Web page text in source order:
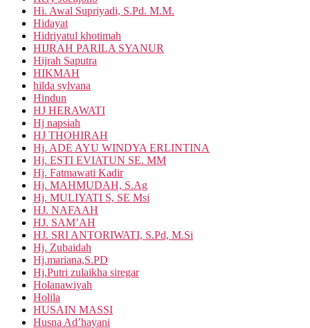
Hi. Awal Supriyadi, S.Pd. M.M.
Hidayat
Hidriyatul khotimah
HIJRAH PARILA SYANUR
Hijrah Saputra
HIKMAH
hilda sylvana
Hindun
HJ HERAWATI
Hj napsiah
HJ THOHIRAH
Hj. ADE AYU WINDYA ERLINTINA
Hj. ESTI EVIATUN SE. MM
Hj. Fatmawati Kadir
Hj. MAHMUDAH, S.Ag
Hj. MULIYATI S, SE Msi
HJ. NAFAAH
HJ. SAM’AH
HJ. SRI ANTORIWATI, S.Pd, M.Si
Hj. Zubaidah
Hj.mariana,S.PD
Hj.Putri zulaikha siregar
Holanawiyah
Holila
HUSAIN MASSI
Husna Ad’hayani